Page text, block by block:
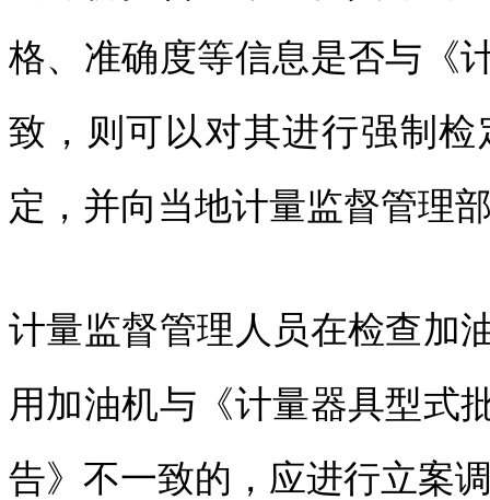
格、准确度等信息是否与《
致，则可以对其进行强制
定，并向当地计量监督管理
计量监督管理人员在检查加
用加油机与《计量器具型式
告》不一致的，应进行立案